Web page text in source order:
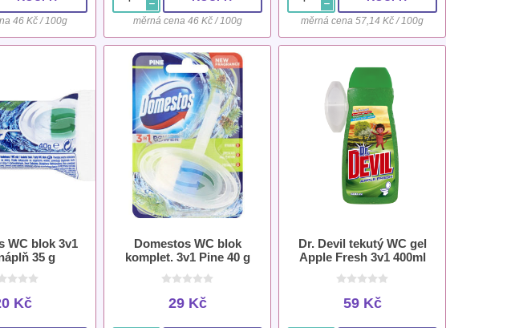
46 Kč / 100g
h
měrná cena 46 Kč / 100g
h
měrná cena 57,14 Kč / 100g
WC blok 3v1
35 g
Kč
Domestos WC blok
komplet. 3v1 Pine 40 g
29 Kč
Dr. Devil tekutý WC gel
Apple Fresh 3v1 400ml
59 Kč